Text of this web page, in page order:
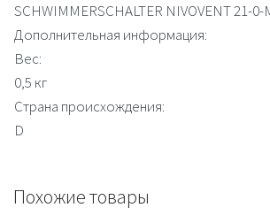
SCHWIMMERSCHALTER NIVOVENT 21-0-
Дополнительная информация:
Вес:
0,5 кг
Страна происхождения:
D
Похожие товары